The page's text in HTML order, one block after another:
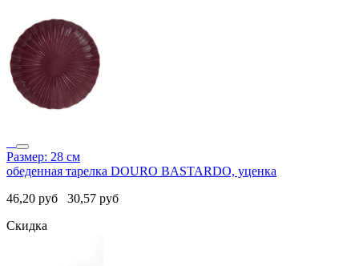
Размер: 28 см
обеденная тарелка DOURO BASTARDO, уценка
46,20 руб 30,57 руб
Скидка